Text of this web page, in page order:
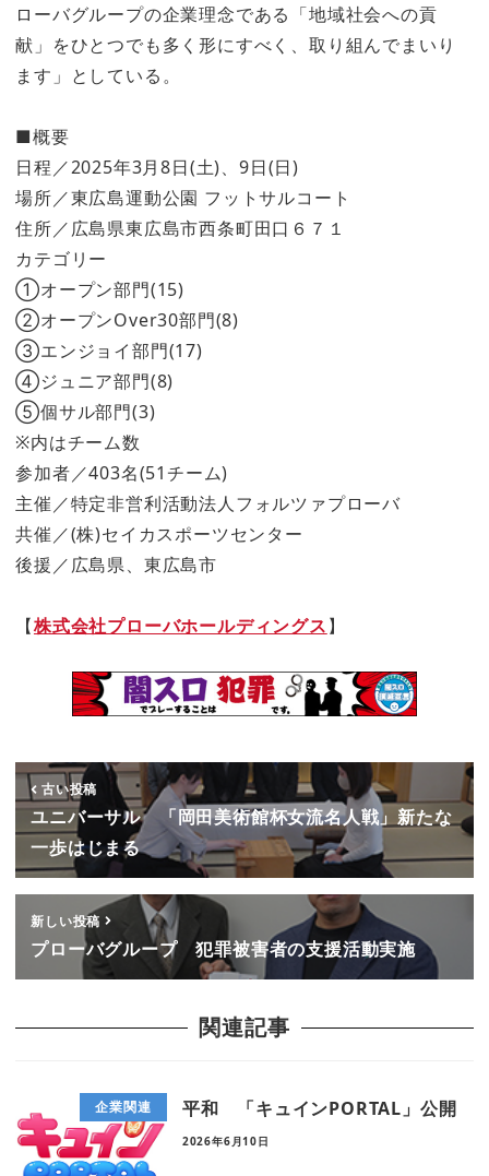
ローバグループの企業理念である「地域社会への貢
献」をひとつでも多く形にすべく、取り組んでまいり
ます」としている。
■概要
日程／2025年3月8日(土)、9日(日)
場所／東広島運動公園 フットサルコート
住所／広島県東広島市西条町田口６７１
カテゴリー
①オープン部門(15)
②オープンOver30部門(8)
③エンジョイ部門(17)
④ジュニア部門(8)
⑤個サル部門(3)
※内はチーム数
参加者／403名(51チーム)
主催／特定非営利活動法人フォルツァプローバ
共催／(株)セイカスポーツセンター
後援／広島県、東広島市
【株式会社プローバホールディングス】
古い投稿
ユニバーサル 「岡田美術館杯女流名人戦」新たな
一歩はじまる
新しい投稿
プローバグループ 犯罪被害者の支援活動実施
関連記事
企業関連 平和 「キュインPORTAL」公開
2026年6月10日